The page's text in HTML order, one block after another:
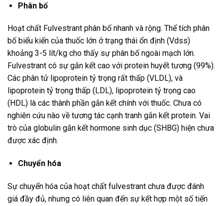
Phân bố
Hoạt chất Fulvestrant phân bố nhanh và rộng. Thể tích phân
bố biểu kiến của thuốc lớn ở trạng thái ổn định (Vdss)
khoảng 3-5 lít/kg cho thấy sự phân bố ngoài mạch lớn.
Fulvestrant có sự gắn kết cao với protein huyết tương (99%).
Các phân tử lipoprotein tỷ trọng rất thấp (VLDL), và
lipoprotein tỷ trọng thấp (LDL), lipoprotein tỷ trọng cao
(HDL) là các thành phần gắn kết chính với thuốc. Chưa có
nghiên cứu nào về tương tác cạnh tranh gắn kết protein. Vai
trò của globulin gắn kết hormone sinh dục (SHBG) hiện chưa
được xác định.
Chuyển hóa
Sự chuyển hóa của hoạt chất fulvestrant chưa được đánh
giá đầy đủ, nhưng có liên quan đến sự kết hợp một số tiến